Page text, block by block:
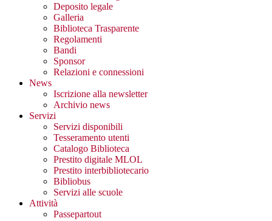
Deposito legale
Galleria
Biblioteca Trasparente
Regolamenti
Bandi
Sponsor
Relazioni e connessioni
News
Iscrizione alla newsletter
Archivio news
Servizi
Servizi disponibili
Tesseramento utenti
Catalogo Biblioteca
Prestito digitale MLOL
Prestito interbibliotecario
Bibliobus
Servizi alle scuole
Attività
Passepartout